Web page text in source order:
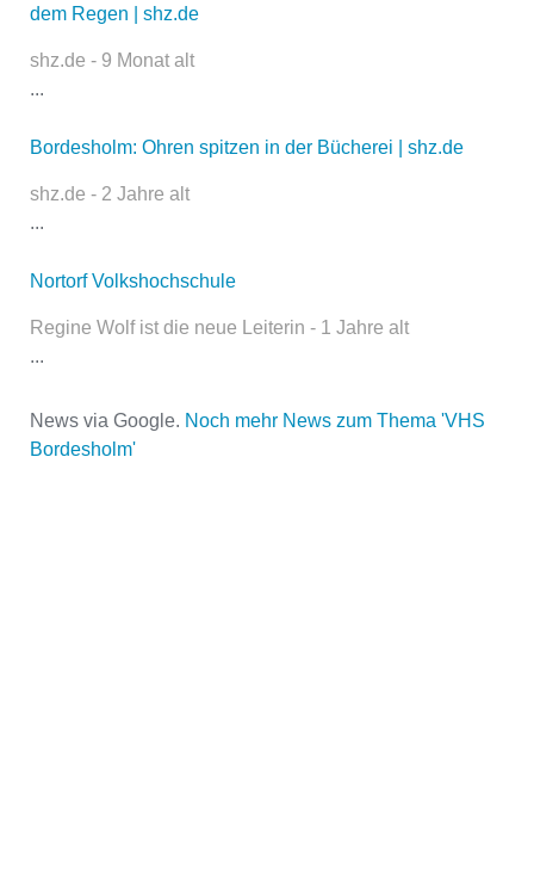
Kontaktaufnahme und ist nicht
Name*
dem Regen | shz.de
shz.de - 9 Monat alt
...
Bordesholm: Ohren spitzen in der Bücherei | shz.de
shz.de - 2 Jahre alt
...
Nortorf Volkshochschule
Regine Wolf ist die neue Leiterin - 1 Jahre alt
...
News via Google. Noch mehr News zum Thema 'VHS
Bordesholm'